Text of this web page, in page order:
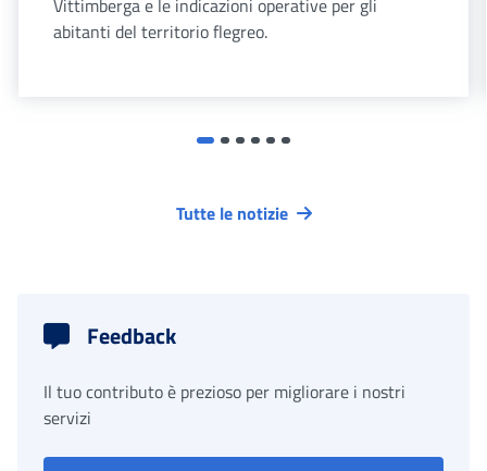
Vittimberga e le indicazioni operative per gli
abitanti del territorio flegreo.
Tutte le notizie
Feedback
Il tuo contributo è prezioso per migliorare i nostri
servizi